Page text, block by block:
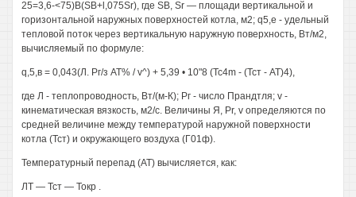
25=3,6-<75)B(SB+l,075Sr), где SB, Sr — площади вертикальной и
горизонтальной наружных поверхностей котла, м2; q5,e - удельный
тепловой поток через вертикальную наружную поверхность, Вт/м2,
вычисляемый по формуле:
q,5,в = 0,043(Л. Рг/з АТ% / v^) + 5,39 • 10"8 (Tc4m - (Тст - AT)4),
где Л - теплопроводность, Вт/(м-К); Рг - число Прандтля; v -
кинематическая вязкость, м2/с. Величины Я, Pr, v определяются по
средней величине между температурой наружной поверхности
котла (Тст) и окружающего воздуха (Г01ф).
Температурный перепад (AT) вычисляется, как:
ЛТ — Тст — Токр .